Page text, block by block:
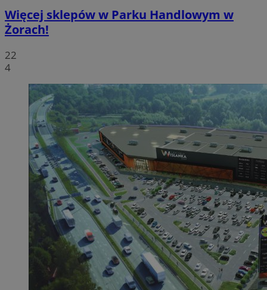
Więcej sklepów w Parku Handlowym w
Żorach!
22
4